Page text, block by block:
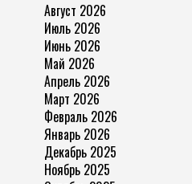
Август 2026
Июль 2026
Июнь 2026
Май 2026
Апрель 2026
Март 2026
Февраль 2026
Январь 2026
Декабрь 2025
Ноябрь 2025